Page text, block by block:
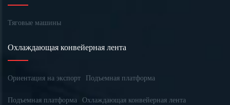
Тяговые машины
Охлаждающая конвейерная лента
Ориентация на экспорт Подъемная платформа
Подъемная платформа Охлаждающая конвейерная лента